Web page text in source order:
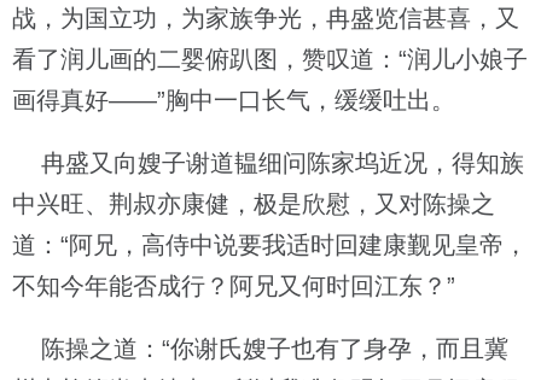
战，为国立功，为家族争光，冉盛览信甚喜，又
看了润儿画的二婴俯趴图，赞叹道：“润儿小娘子
画得真好——”胸中一口长气，缓缓吐出。
冉盛又向嫂子谢道韫细问陈家坞近况，得知族
中兴旺、荆叔亦康健，极是欣慰，又对陈操之
道：“阿兄，高侍中说要我适时回建康觐见皇帝，
不知今年能否成行？阿兄又何时回江东？”
陈操之道：“你谢氏嫂子也有了身孕，而且冀